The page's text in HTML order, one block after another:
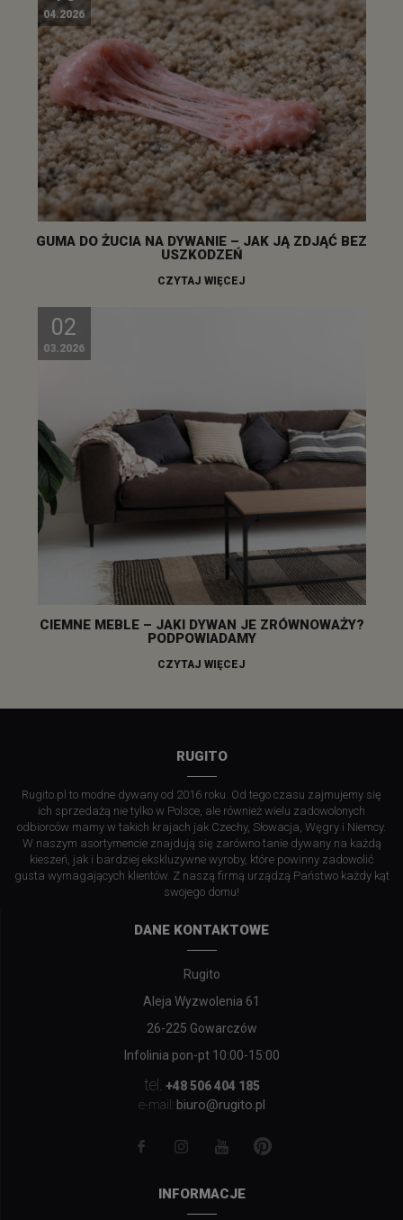
04.2026
GUMA DO ŻUCIA NA DYWANIE – JAK JĄ ZDJĄĆ BEZ
USZKODZEŃ
CZYTAJ WIĘCEJ
02
03.2026
CIEMNE MEBLE – JAKI DYWAN JE ZRÓWNOWAŻY?
PODPOWIADAMY
CZYTAJ WIĘCEJ
RUGITO
Rugito.pl to modne dywany od 2016 roku. Od tego czasu zajmujemy się
ich sprzedażą nie tylko w Polsce, ale również wielu zadowolonych
odbiorców mamy w takich krajach jak Czechy, Słowacja, Węgry i Niemcy.
W naszym asortymencie znajdują się zarówno tanie dywany na każdą
kieszeń, jak i bardziej ekskluzywne wyroby, które powinny zadowolić
gusta wymagających klientów. Z naszą firmą urządzą Państwo każdy kąt
swojego domu!
DANE KONTAKTOWE
Rugito
Aleja Wyzwolenia 61
26-225 Gowarczów
Infolinia pon-pt 10:00-15:00
tel. +48 506 404 185
e-mail: biuro@rugito.pl
INFORMACJE